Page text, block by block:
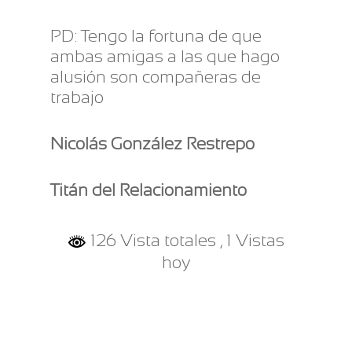
PD: Tengo la fortuna de que
ambas amigas a las que hago
alusión son compañeras de
trabajo
Nicolás González Restrepo
Titán del Relacionamiento
126 Vista totales , 1 Vistas
hoy